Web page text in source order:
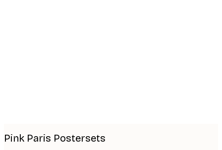
Pink Paris Postersets